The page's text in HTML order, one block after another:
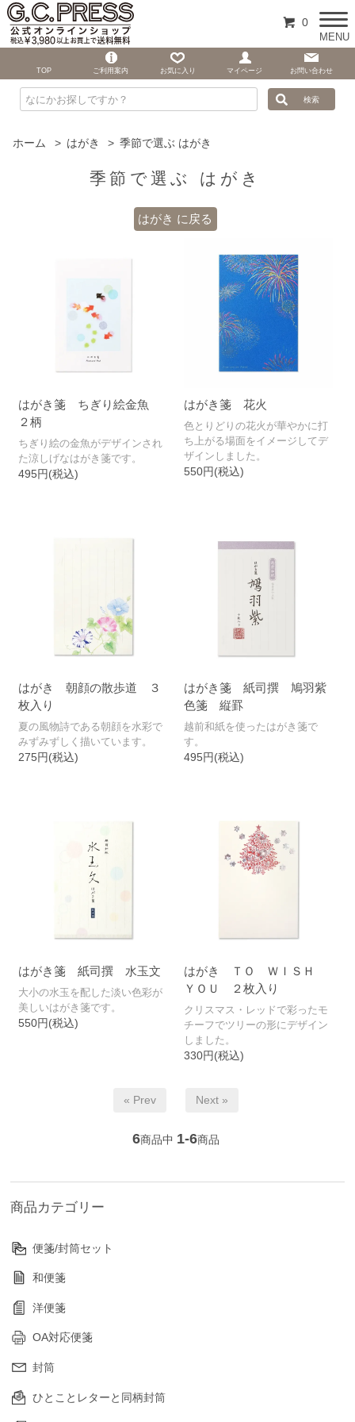
ホーム > はがき > 季節で選ぶ はがき
季節で選ぶ はがき
はがき に戻る
はがき箋 ちぎり絵金魚
２柄
ちぎり絵の金魚がデザインされ
た涼しげなはがき箋です。
495円(税込)
はがき箋 花火
色とりどりの花火が華やかに打
ち上がる場面をイメージしてデ
ザインしました。
550円(税込)
はがき 朝顔の散歩道 ３
枚入り
夏の風物詩である朝顔を水彩で
みずみずしく描いています。
275円(税込)
はがき箋 紙司撰 鳩羽紫
色箋 縦罫
越前和紙を使ったはがき箋で
す。
495円(税込)
はがき箋 紙司撰 水玉文
大小の水玉を配した淡い色彩が
美しいはがき箋です。
550円(税込)
はがき ＴＯ ＷＩＳＨ
ＹＯＵ ２枚入り
クリスマス・レッドで彩ったモ
チーフでツリーの形にデザイン
しました。
330円(税込)
« Prev Next »
6商品中 1-6商品
商品カテゴリー
便箋/封筒セット
和便箋
洋便箋
OA対応便箋
封筒
ひとことレターと同柄封筒
0
MENU
TOP ご利用案内 お気に入り マイページ お問い合わせ